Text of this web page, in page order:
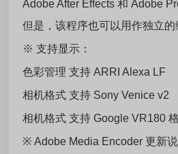
Adobe After Effects 和 Adobe
但是，该程序也可以用作独立的
※支持显示：
色彩管理 支持 ARRI Alexa LF
相机格式 支持 Sony Venice v2
相机格式 支持 Google VR180
※Adobe Media Encoder 更新